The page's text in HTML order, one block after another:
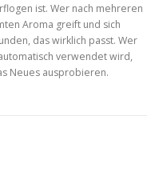
ist. Wer nach mehreren
Aroma greift und sich
das wirklich passt. Wer
verwendet wird,
Neues ausprobieren.